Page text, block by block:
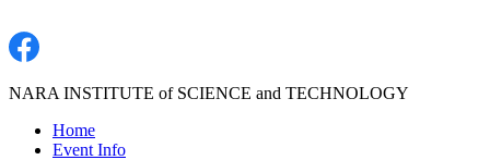
NARA INSTITUTE of SCIENCE and TECHNOLOGY
Home
Event Info